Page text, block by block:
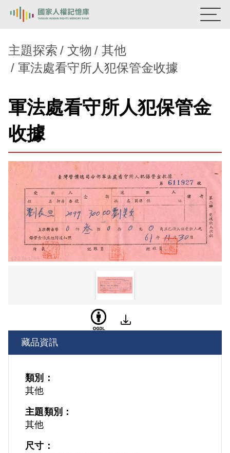
熱門關鍵字：陳孟和 李舜治 鹿窟事件
安康接待室
主題探索
背景知識
關於我們
意見信箱
主題探索 文物
其他
軍法處看守所人犯保管金收據
軍法處看守所人犯保管金
收據
藏品資訊
類別：
其他
主題類別：
其他
尺寸：